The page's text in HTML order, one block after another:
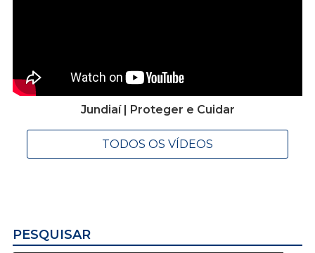
Jundiaí | Proteger e Cuidar
TODOS OS VÍDEOS
PESQUISAR